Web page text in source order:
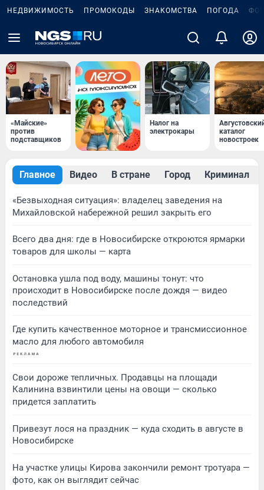
НЕДВИЖИМОСТЬ ПРОМОКОДЫ ЗНАКОМСТВА ПОГОДА
«Майские»
против
подставщиков
Налог на
электрокары
каталог
новостроек
Главное Видео В стране Город Криминал
«Безвыходная ситуация»: владелец заведения на
Михайловской набережной решил закрыть его
Всего два дня: где в Новосибирске откроются ярмарки
товаров для школы — карта
Остановка ушла под воду, машины тонут: что
происходит в Новосибирске после дождя — видео
последствий
Где купить качественное моторное и трансмиссионное
масло для любого автомобиля
Свои дороже тепличных. Продавцы на площади
Калинина взвинтили цены на овощи — сколько
придется заплатить
Привезут лося на праздник — куда сходить в августе в
Новосибирске
На участке улицы Кирова закончили ремонт тротуара —
фото, как он выглядит сейчас